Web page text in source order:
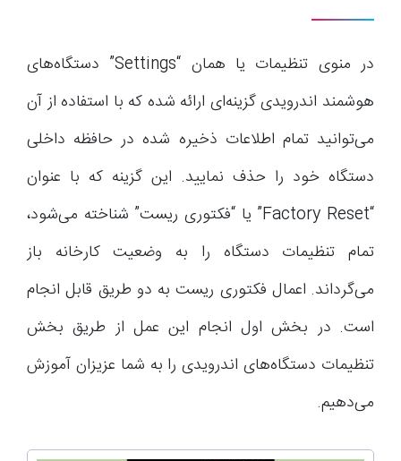
در منوی تنظیمات یا همان “Settings” دستگاه‌های
هوشمند اندرویدی گزینه‌ای ارائه شده که با استفاده از آن
می‌توانید تمام اطلاعات ذخیره شده در حافظه داخلی
دستگاه خود را حذف نمایید. این گزینه که با عنوان
“Factory Reset” یا “فکتوری ریست” شناخته می‌شود،
تمام تنظیمات دستگاه را به وضعیت کارخانه باز
می‌گرداند. اعمال فکتوری ریست به دو طریق قابل انجام
است. در بخش اول انجام این عمل از طریق بخش
تنظیمات دستگاه‌های اندرویدی را به شما عزیزان آموزش
می‌دهیم.